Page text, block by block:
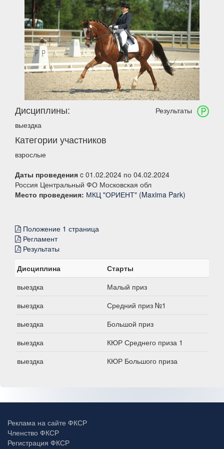
Результаты
Дисциплины:
выездка
Категории участников
взрослые
Даты проведения c 01.02.2024 по 04.02.2024
Россия Центральный ФО Московская обл
Место проведения: МКЦ "ОРИЕНТ" (Maxima Park)
Положение 1 страница
Регламент
Результаты
Дисциплина
Старты
выездка
Малый приз
выездка
Средний приз №1
выездка
Большой приз
выездка
КЮР Среднего приза 1
выездка
КЮР Большого приза
Реклама на сайте ФКСР
Членство ФКСР
Регистрация ФКСР